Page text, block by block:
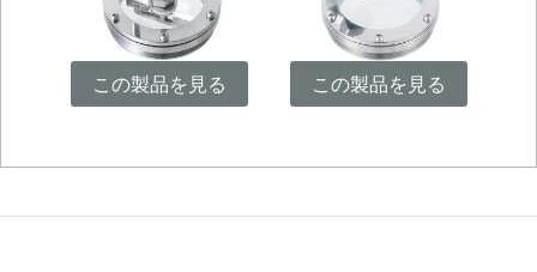
この製品を見る この製品を見る